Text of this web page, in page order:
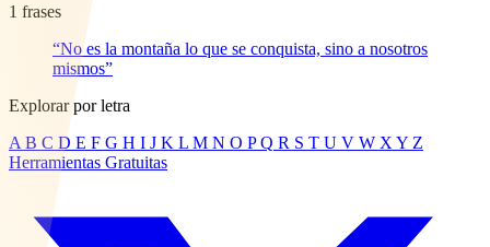
1 frases
“No es la montaña lo que se conquista, sino a nosotros
mismos”
Explorar por letra
A B C D E F G H I J K L M N O P Q R S T U V W X Y Z
Herramientas Gratuitas